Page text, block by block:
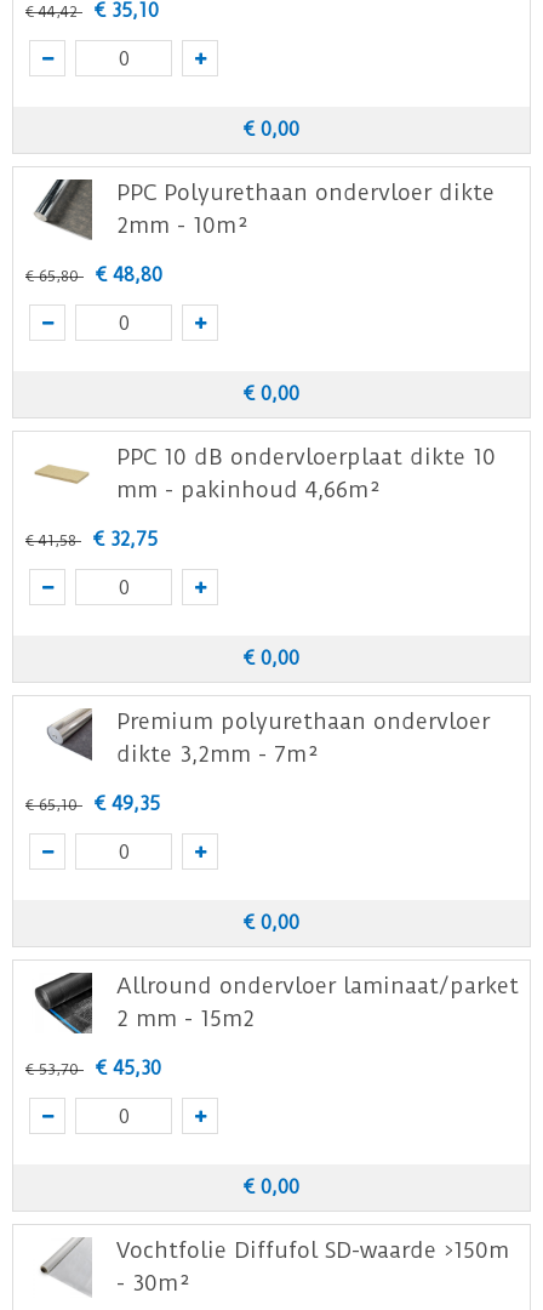
€ 44,42 € 35,10
€ 0,00
PPC Polyurethaan ondervloer dikte
2mm - 10m²
€ 65,80 € 48,80
€ 0,00
PPC 10 dB ondervloerplaat dikte 10
mm - pakinhoud 4,66m²
€ 41,58 € 32,75
€ 0,00
Premium polyurethaan ondervloer
dikte 3,2mm - 7m²
€ 65,10 € 49,35
€ 0,00
Allround ondervloer laminaat/parket
2 mm - 15m2
€ 53,70 € 45,30
€ 0,00
Vochtfolie Diffufol SD-waarde >150m
- 30m²